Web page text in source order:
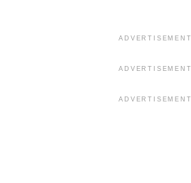
ADVERTISEMENT
ADVERTISEMENT
ADVERTISEMENT